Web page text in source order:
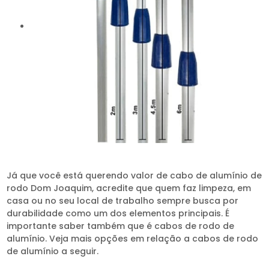
Já que você está querendo valor de cabo de alumínio de
rodo Dom Joaquim, acredite que quem faz limpeza, em
casa ou no seu local de trabalho sempre busca por
durabilidade como um dos elementos principais. É
importante saber também que é cabos de rodo de
alumínio. Veja mais opções em relação a cabos de rodo
de alumínio a seguir.